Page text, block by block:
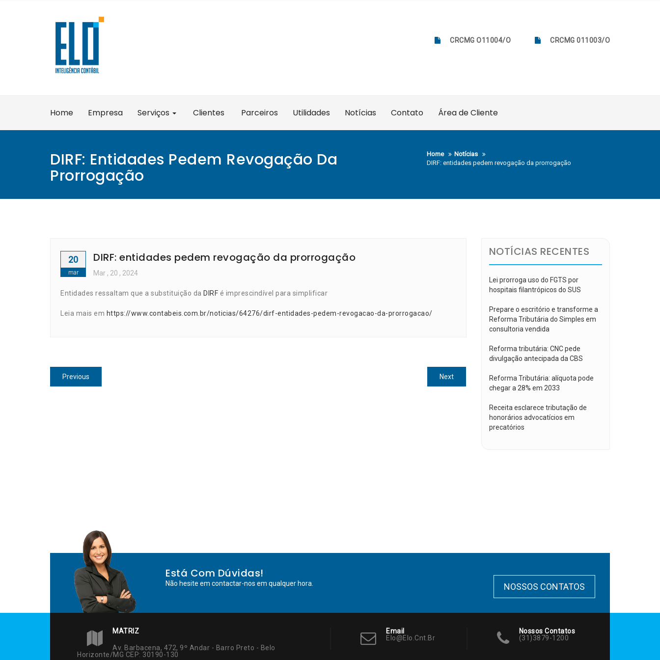
CRCMG O11004/O CRCMG 011003/O
Home Empresa Serviços Clientes Parceiros Utilidades Notícias Contato Área de Cliente
DIRF: Entidades Pedem Revogação Da
Prorrogação
Home
Notícias
DIRF: entidades pedem revogação da prorrogação
20
mar
DIRF: entidades pedem revogação da prorrogação
Mar , 20 , 2024
Entidades ressaltam que a substituição da DIRF é imprescindível para simplificar
Leia mais em https://www.contabeis.com.br/noticias/64276/dirf-entidades-pedem-revogacao-da-prorrogacao/
Navegação
de
Previous
post:
NextNext
post:
NOTÍCIAS RECENTES
Lei prorroga uso do FGTS por
hospitais filantrópicos do SUS
Prepare o escritório e transforme a
Reforma Tributária do Simples em
consultoria vendida
Reforma tributária: CNC pede
divulgação antecipada da CBS
Reforma Tributária: alíquota pode
chegar a 28% em 2033
Receita esclarece tributação de
honorários advocatícios em
precatórios
Está Com Dúvidas!
Não hesite em contactar-nos em qualquer hora. NOSSOS CONTATOS
MATRIZ
Av. Barbacena, 472, 9º Andar - Barro Preto - Belo
Horizonte/MG CEP: 30190-130
Email
Elo@elo.cnt.br
Nossos Contatos
(31)3879-1200